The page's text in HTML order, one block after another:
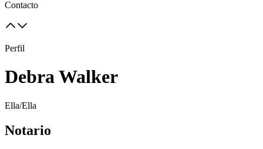
Contacto
Perfil
Debra Walker
Ella/Ella
Notario